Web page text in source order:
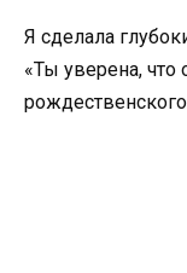
Я сделала
«Ты уверена, что